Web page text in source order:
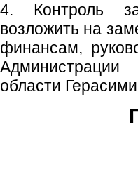
4. Контроль
возложить на
финансам,
Администрации
области